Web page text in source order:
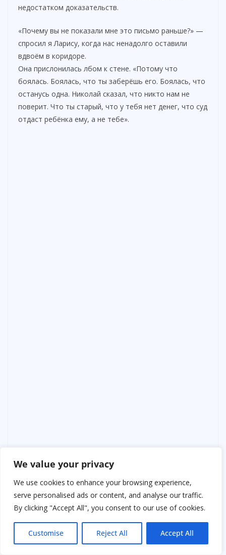
We value your privacy
We use cookies to enhance your browsing experience,
serve personalised ads or content, and analyse our traffic.
By clicking "Accept All", you consent to our use of cookies.
Customise Reject All Accept All
недостатком доказательств.
«Почему вы не показали мне это письмо раньше?» —
спросил я Ларису, когда нас ненадолго оставили
вдвоём в коридоре.
Она прислонилась лбом к стене. «Потому что
боялась. Боялась, что ты заберёшь его. Боялась, что
останусь одна. Николай сказал, что никто нам не
поверит. Что ты старый, что у тебя нет денег, что суд
отдаст ребёнка ему, а не тебе».
«Я… я не знала, во что верить. Я любила его, папа. И
думала, что справлюсь. Думала, что Денис
преувеличивает».
Я не ударил её. Не закричал. Просто сказал: «Любовь
не закрывает детей в комнате, Лариса. Любовь